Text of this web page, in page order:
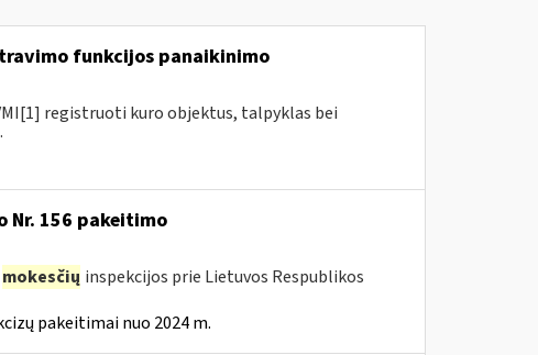
funkcijos panaikinimo
registruoti kuro objektus, talpyklas bei
Nr. 156 pakeitimo
mokesčių inspekcijos prie Lietuvos Respublikos
pakeitimai nuo 2024 m.